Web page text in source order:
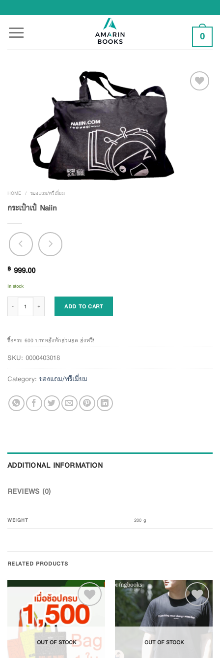
to
content
0
HOME / ของแถม/พรีเมี่ยม
กระเป๋าเป๋ Naiin
฿ 999.00
In stock
ADD TO CART
ซื้อครบ 600 บาทหลังหักส่วนลด ส่งฟรี!
SKU: 0000403018
Category: ของแถม/พรีเมี่ยม
ADDITIONAL INFORMATION
REVIEWS (0)
WEIGHT 200 g
RELATED PRODUCTS
Add to
Wishlist
OUT OF STOCK
Wishlist
OUT OF STOCK